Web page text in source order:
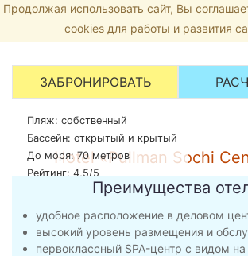
8 (800) 444-19-
/5 -5голосов
ЗАБРОНИРОВАТЬ
Пляж: собственный
Бассейн: открытый и крытый
До моря: 70 метров
Рейтинг: 4,5/5
Hotel «Pullman Sochi
Преимущества
удобное расположение в деловом
высокий уровень размещения и
первоклассный SPA-центр с видом
Продолжая использовать сайт, Вы
cookies для работы и развития